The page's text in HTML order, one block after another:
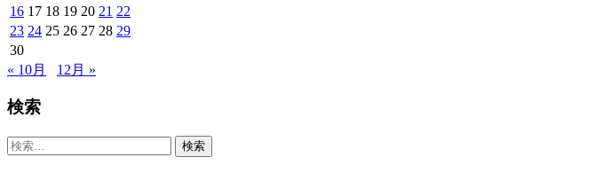
16 17 18 19 20 21 22
23 24 25 26 27 28 29
30
« 10月
12月 »
検索
検